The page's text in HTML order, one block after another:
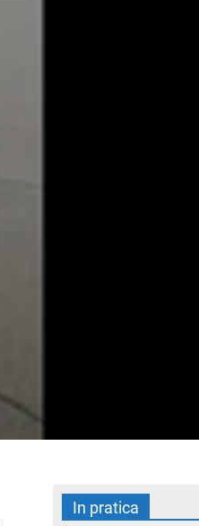
In pratica